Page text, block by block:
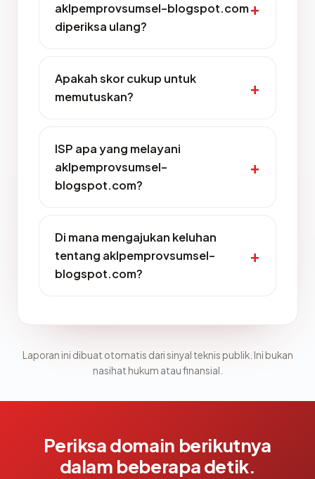
aklpemprovsumsel-blogspot.com
diperiksa ulang?
Apakah skor cukup untuk
memutuskan?
ISP apa yang melayani
aklpemprovsumsel-
blogspot.com?
Di mana mengajukan keluhan
tentang aklpemprovsumsel-
blogspot.com?
Laporan ini dibuat otomatis dari sinyal teknis publik. Ini bukan
nasihat hukum atau finansial.
Periksa domain berikutnya
dalam beberapa detik.